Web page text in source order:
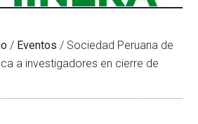
/ Eventos / Sociedad Peruana de
a investigadores en cierre de